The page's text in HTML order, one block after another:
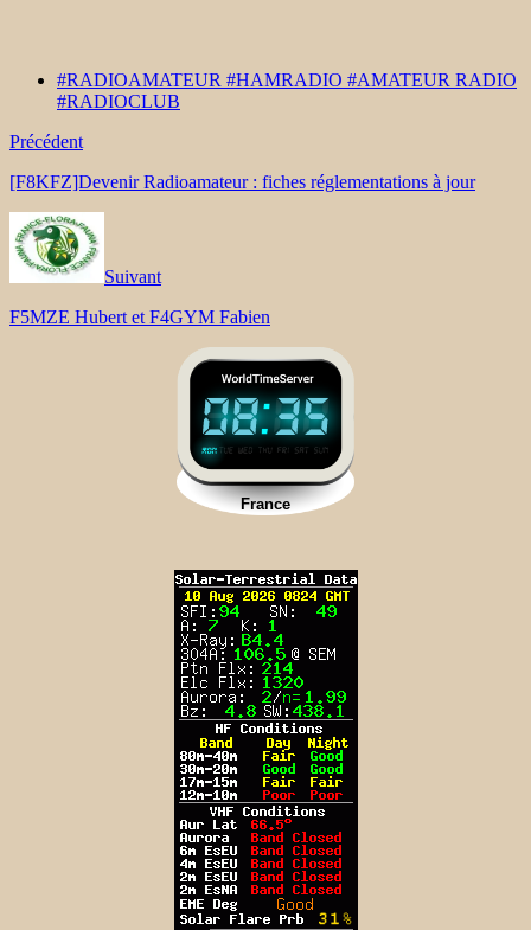
#RADIOAMATEUR #HAMRADIO #AMATEUR RADIO
#RADIOCLUB
Précédent
[F8KFZ]Devenir Radioamateur : fiches réglementations à jour
Suivant
F5MZE Hubert et F4GYM Fabien